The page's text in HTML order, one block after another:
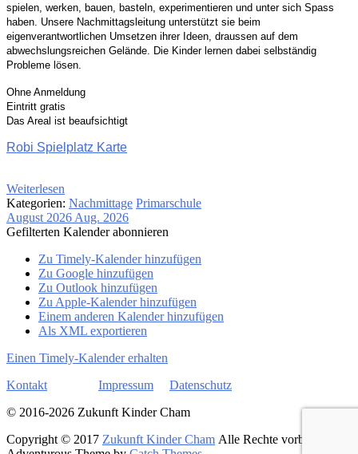
spielen, werken, bauen, basteln, experimentieren und unter sich Spass
haben. Unsere Nachmittagsleitung unterstützt sie beim
eigenverantwortlichen Umsetzen ihrer Ideen, draussen auf dem
abwechslungsreichen Gelände. Die Kinder lernen dabei selbständig
Probleme lösen.
Ohne Anmeldung
Eintritt gratis
Das Areal ist beaufsichtigt
Robi Spielplatz Karte
Weiterlesen
Kategorien: Nachmittage Primarschule
August 2026 Aug. 2026
Gefilterten Kalender abonnieren
Zu Timely-Kalender hinzufügen
Zu Google hinzufügen
Zu Outlook hinzufügen
Zu Apple-Kalender hinzufügen
Einem anderen Kalender hinzufügen
Als XML exportieren
Einen Timely-Kalender erhalten
Kontakt
Impressum
Datenschutz
© 2016-2026 Zukunft Kinder Cham
Copyright © 2017 Zukunft Kinder Cham Alle Rechte vorbehalten.